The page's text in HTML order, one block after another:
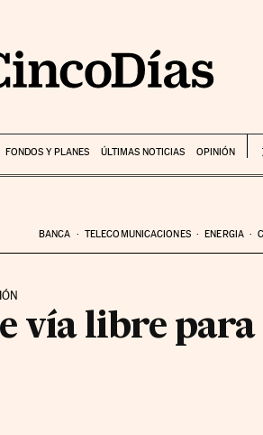
FONDOS Y PLANES ÚLTIMAS NOTICIAS OPINIÓN
BANCA TELECOMUNICACIONES ENERGIA
vía libre para